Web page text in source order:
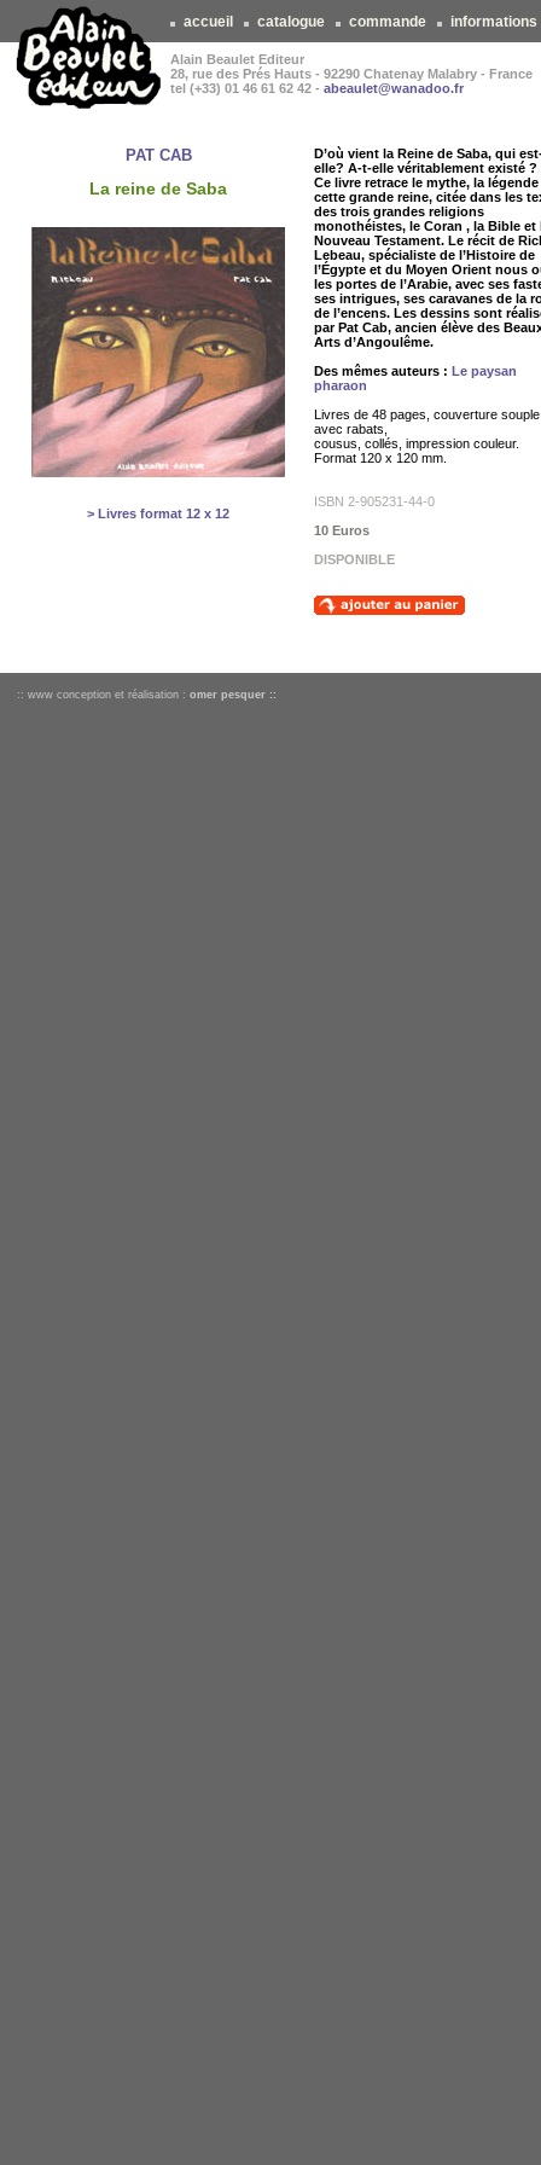
accueil catalogue commande informations
Alain Beaulet Editeur
28, rue des Prés Hauts - 92290 Chatenay Malabry - France
tel (+33) 01 46 61 62 42 - abeaulet@wanadoo.fr
PAT CAB
La reine de Saba
> Livres format 12 x 12
D’où vient la Reine de Saba, qui
elle? A-t-elle véritablement existé ?
Ce livre retrace le mythe, la légende
cette grande reine, citée dans les
des trois grandes religions
monothéistes, le Coran , la Bible et
Nouveau Testament. Le récit de
Lebeau, spécialiste de l’Histoire de
l’Égypte et du Moyen Orient nous
les portes de l’Arabie, avec ses
ses intrigues, ses caravanes de la
de l’encens. Les dessins sont
par Pat Cab, ancien élève des
Arts d’Angoulême.
Des mêmes auteurs : Le paysan
pharaon
Livres de 48 pages, couverture souple
avec rabats,
cousus, collés, impression couleur.
Format 120 x 120 mm.
ISBN 2-905231-44-0
10 Euros
DISPONIBLE
:: www conception et réalisation : omer pesquer ::